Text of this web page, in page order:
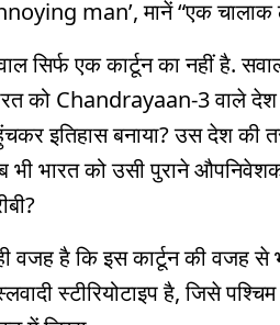
man’, मानें “एक चालाक
सिर्फ एक कार्टून का नहीं है.
को Chandrayaan-3 वाले
इतिहास बनाया? उस देश की
भी भारत को उसी पुराने
वजह है कि इस कार्टून की वजह से
स्टीरियोटाइप है, जिसे